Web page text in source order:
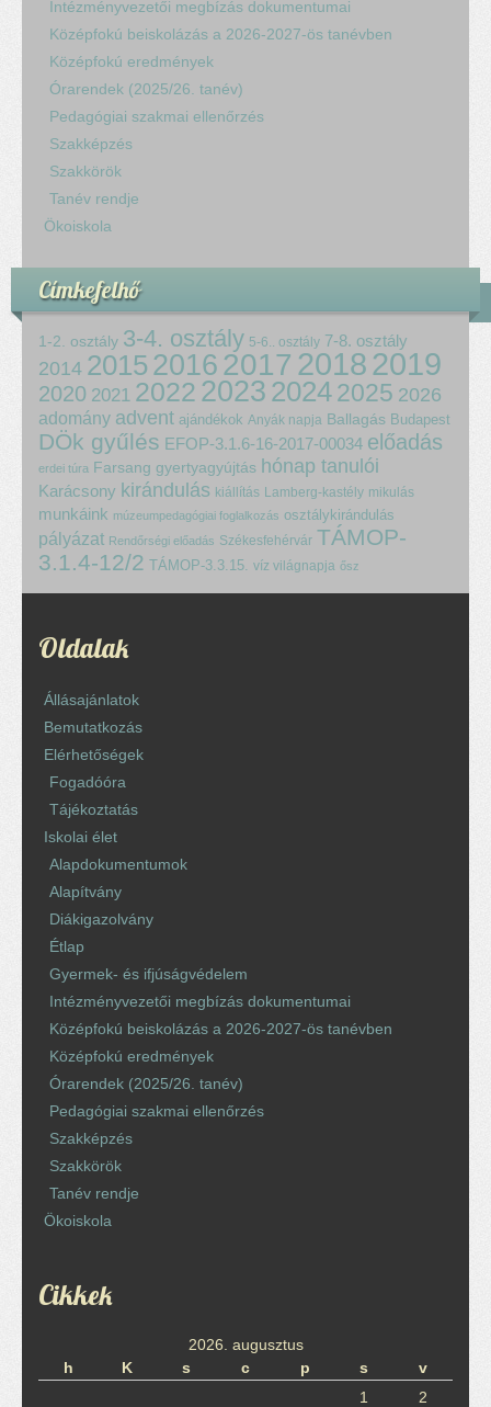
Intézményvezetői megbízás dokumentumai
Középfokú beiskolázás a 2026-2027-ös tanévben
Középfokú eredmények
Órarendek (2025/26. tanév)
Pedagógiai szakmai ellenőrzés
Szakképzés
Szakkörök
Tanév rendje
Ökoiskola
Címkefelhő
1-2. osztály 3-4. osztály 5-6.. osztály 7-8. osztály
2014 2015 2016 2017 20182019
2020 2021 2022 2023 20242025 2026
adomány advent ajándékok Anyák napja Ballagás Budapest
DÖk gyűlés EFOP-3.1.6-16-2017-00034 előadás
erdei túra Farsang gyertyagyújtás hónap tanulói
Karácsony kirándulás kiállítás Lamberg-kastély mikulás
munkáink múzeumpedagógiai foglalkozás osztálykirándulás
pályázat Rendőrségi előadás Székesfehérvár TÁMOP-
3.1.4-12/2 TÁMOP-3.3.15. víz világnapja ősz
Oldalak
Állásajánlatok
Bemutatkozás
Elérhetőségek
Fogadóóra
Tájékoztatás
Iskolai élet
Alapdokumentumok
Alapítvány
Diákigazolvány
Étlap
Gyermek- és ifjúságvédelem
Intézményvezetői megbízás dokumentumai
Középfokú beiskolázás a 2026-2027-ös tanévben
Középfokú eredmények
Órarendek (2025/26. tanév)
Pedagógiai szakmai ellenőrzés
Szakképzés
Szakkörök
Tanév rendje
Ökoiskola
Cikkek
2026. augusztus
h
K s c p s
v
1
2